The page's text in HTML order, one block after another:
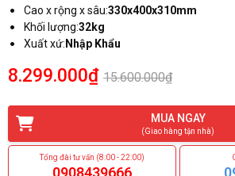
Cao x rộng x sâu:330x400x310mm
Khối lượng:32kg
Xuất xứ: Nhập Khẩu
8.299.000₫ 15.600.000₫
MUA NGAY
(Giao hàng tận nhà)
Tổng đài tư vấn (8:00 - 22:00)
0908439666